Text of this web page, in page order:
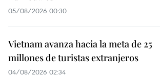
05/08/2026 00:30
Vietnam avanza hacia la meta de 25
millones de turistas extranjeros
04/08/2026 02:34